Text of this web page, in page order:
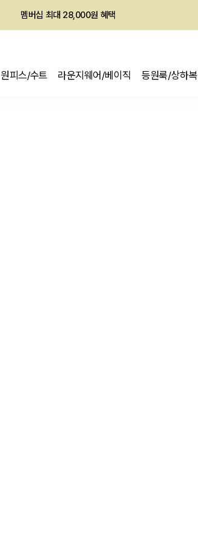
회원전용 아울렛, 가입하면 ~60% 할인!
원피스/수트 라운지웨어/베이직 등원룩/상하복